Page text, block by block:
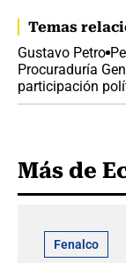
Temas
Gustavo Petro
Procuraduría
participación
Más de
Fenalco